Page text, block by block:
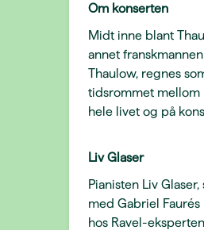
Om konserten
Midt inne blant
annet
Thaulow, regnes
tidsrommet mellom
hele livet og på
Liv Glaser
Pianisten Liv
med Gabriel
hos Ravel-